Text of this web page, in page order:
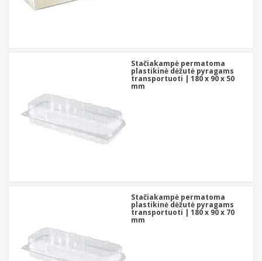
Stačiakampė permatoma
plastikinė dėžutė pyragams
transportuoti | 180 x 90 x 50
mm
Stačiakampė permatoma
plastikinė dėžutė pyragams
transportuoti | 180 x 90 x 70
mm